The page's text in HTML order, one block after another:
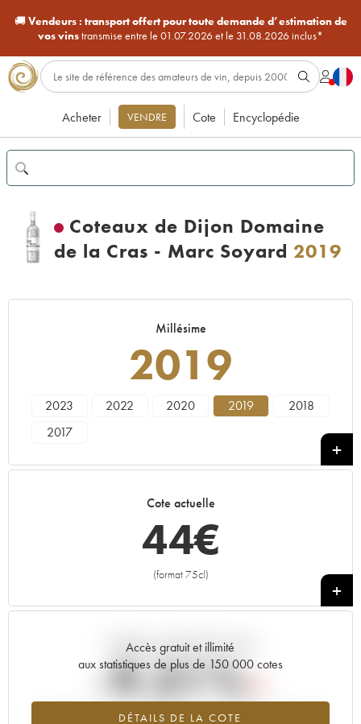
🚚Vendeurs : transport offert pour toute demande d’estimation de
vos vinstransmise entre le 01.07.2026 et le 31.08.2026 inclus*
Acheter VENDRE Cote Encyclopédie
Coteaux de Dijon Domaine
de la Cras - Marc Soyard 2019
Millésime
2019
2023 2022 2020 2019
2018
2017
Cote actuelle
44€
(format 75cl)
+
Accès gratuit et illimité
aux statistiques de plus de 150 000 cotes
DÉTAILS DE LA COTE
Tendance actuelle de la cote
-9.31%
Tendance à la baisse du millésime 2019 en 2026 par rapport à